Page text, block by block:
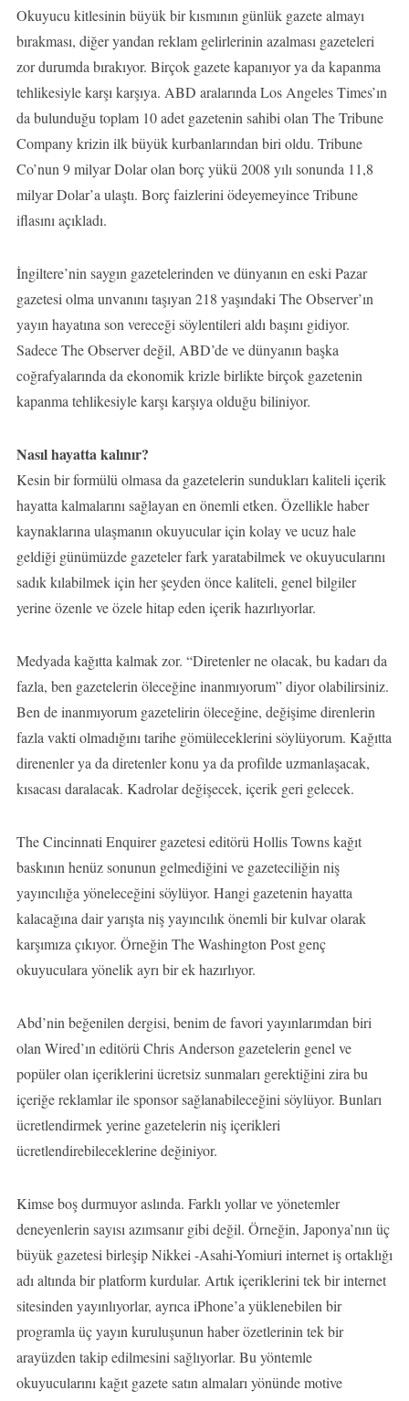
Okuyucu kitlesinin büyük bir kısmının günlük gazete almayı
bırakması, diğer yandan reklam gelirlerinin azalması gazeteleri
zor durumda bırakıyor. Birçok gazete kapanıyor ya da kapanma
tehlikesiyle karşı karşıya. ABD aralarında Los Angeles Times’ın
da bulunduğu toplam 10 adet gazetenin sahibi olan The Tribune
Company krizin ilk büyük kurbanlarından biri oldu. Tribune
Co’nun 9 milyar Dolar olan borç yükü 2008 yılı sonunda 11,8
milyar Dolar’a ulaştı. Borç faizlerini ödeyemeyince Tribune
iflasını açıkladı.
İngiltere’nin saygın gazetelerinden ve dünyanın en eski Pazar
gazetesi olma unvanını taşıyan 218 yaşındaki The Observer’ın
yayın hayatına son vereceği söylentileri aldı başını gidiyor.
Sadece The Observer değil, ABD’de ve dünyanın başka
coğrafyalarında da ekonomik krizle birlikte birçok gazetenin
kapanma tehlikesiyle karşı karşıya olduğu biliniyor.
Nasıl hayatta kalınır?
Kesin bir formülü olmasa da gazetelerin sundukları kaliteli içerik
hayatta kalmalarını sağlayan en önemli etken. Özellikle haber
kaynaklarına ulaşmanın okuyucular için kolay ve ucuz hale
geldiği günümüzde gazeteler fark yaratabilmek ve okuyucularını
sadık kılabilmek için her şeyden önce kaliteli, genel bilgiler
yerine özenle ve özele hitap eden içerik hazırlıyorlar.
Medyada kağıtta kalmak zor. “Diretenler ne olacak, bu kadarı da
fazla, ben gazetelerin öleceğine inanmıyorum” diyor olabilirsiniz.
Ben de inanmıyorum gazetelirin öleceğine, değişime direnlerin
fazla vakti olmadığını tarihe gömüleceklerini söylüyorum. Kağıtta
direnenler ya da diretenler konu ya da profilde uzmanlaşacak,
kısacası daralacak. Kadrolar değişecek, içerik geri gelecek.
The Cincinnati Enquirer gazetesi editörü Hollis Towns kağıt
baskının henüz sonunun gelmediğini ve gazeteciliğin niş
yayıncılığa yöneleceğini söylüyor. Hangi gazetenin hayatta
kalacağına dair yarışta niş yayıncılık önemli bir kulvar olarak
karşımıza çıkıyor. Örneğin The Washington Post genç
okuyuculara yönelik ayrı bir ek hazırlıyor.
Abd’nin beğenilen dergisi, benim de favori yayınlarımdan biri
olan Wired’ın editörü Chris Anderson gazetelerin genel ve
popüler olan içeriklerini ücretsiz sunmaları gerektiğini zira bu
içeriğe reklamlar ile sponsor sağlanabileceğini söylüyor. Bunları
ücretlendirmek yerine gazetelerin niş içerikleri
ücretlendirebileceklerine değiniyor.
Kimse boş durmuyor aslında. Farklı yollar ve yönetemler
deneyenlerin sayısı azımsanır gibi değil. Örneğin, Japonya’nın üç
büyük gazetesi birleşip Nikkei -Asahi-Yomiuri internet iş ortaklığı
adı altında bir platform kurdular. Artık içeriklerini tek bir internet
sitesinden yayınlıyorlar, ayrıca iPhone’a yüklenebilen bir
programla üç yayın kuruluşunun haber özetlerinin tek bir
arayüzden takip edilmesini sağlıyorlar. Bu yöntemle
okuyucularını kağıt gazete satın almaları yönünde motive